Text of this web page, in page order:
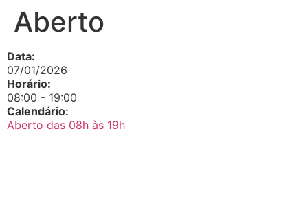
Aberto
Data:
07/01/2026
Horário:
08:00 - 19:00
Calendário:
Aberto das 08h às 19h